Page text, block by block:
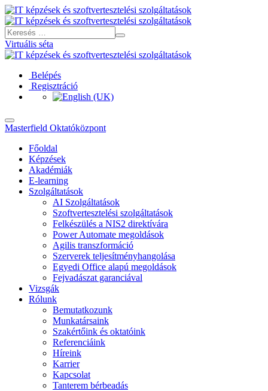
Virtuális séta
Belépés
Regisztráció
Masterfield Oktatóközpont
Főoldal
Képzések
Akadémiák
E-learning
Szolgáltatások
AI Szolgáltatások
Szoftvertesztelési szolgáltatások
Felkészülés a NIS2 direktívára
Power Automate megoldások
Agilis transzformáció
Szerverek teljesítményhangolása
Egyedi Office alapú megoldások
Fejvadászat garanciával
Vizsgák
Rólunk
Bemutatkozunk
Munkatársaink
Szakértőink és oktatóink
Referenciáink
Híreink
Karrier
Kapcsolat
Tanterem bérbeadás